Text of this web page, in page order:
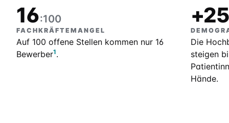
16:100
FACHKRÄFTEMANGEL
Auf 100 offene Stellen kommen nur 16
Bewerber1.
+25
Die
steigen
Hände.